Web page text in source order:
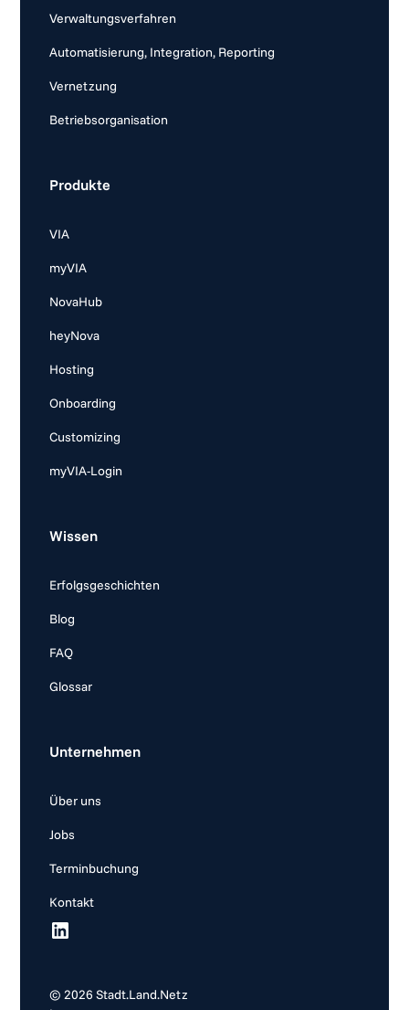
Verwaltungsverfahren
Automatisierung, Integration, Reporting
Vernetzung
Betriebsorganisation
Produkte
VIA
myVIA
NovaHub
heyNova
Hosting
Onboarding
Customizing
myVIA-Login
Wissen
Erfolgsgeschichten
Blog
FAQ
Glossar
Unternehmen
Über uns
Jobs
Terminbuchung
Kontakt
©2026 Stadt.Land.Netz